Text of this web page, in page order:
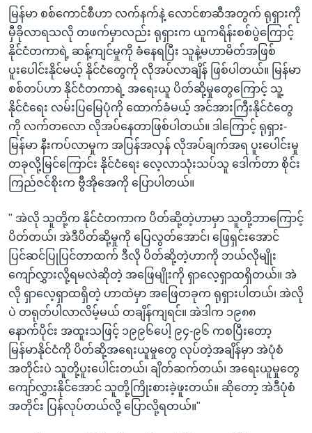
မြန်မာ စစ်ကောင်စီဟာ လက်နက်နဲ့ လောင်စာဆီအတွက် ရုရှားကို
မှီခိုလာရသလို တဖက်မှာလည်း ရုရှားက ယူကရိန်းစစ်ပွဲကြောင့်
နိုင်ငံတကာရဲ့ ဆန့်ကျင်မှုကို ခံနေရပြီး သူနဲ့မဟာမိတ်အဖြစ်
ပူးပေါင်းနိုင်မယ့် နိုင်ငံတွေကို လိုအပ်လာချိန် ဖြစ်ပါတယ်။ မြန်မာ
စစ်တပ်ဟာ နိုင်ငံတကာရဲ့ အရေးယူ ပိတ်ဆို့မှုတွေကြောင့် သူ့
နိုင်ငံရေး လမ်းပြမြေပုံကို ထောက်ခံမယ့် အင်အားကြီးနိုင်ငံတွေ
ကို လက်တလော လိုအပ်နေတာဖြစ်ပါတယ်။ ဒါကြောင့် ရုရှား-
မြန်မာ နီးကပ်လာမှုက အပြန်အလှန် လိုအပ်ချက်အရ ပူးပေါင်းမှု
တခုလို့မြင်ကြောင်း နိုင်ငံရေး လေ့လာသုံးသပ်သူ ဒေါက်တာ စိုင်း
ကြည်ဇင်စိုးက ဗွီအိုအေကို ပြောပါတယ်။
" အဲလို သူတို့က နိုင်ငံတကာက ပိတ်ဆို့တဲ့ဟာမှာ သူတို့ဘာကြောင့်
ပိတ်တယ်၊ အဲဒီပိတ်ဆို့မှုကို ပြေလွတ်အောင်၊ ဖြေရှင်းအောင်
ပြင်ဆင်ပြုပြင်တာထက် ဒီလို ပိတ်ဆို့တဲ့ဟာကို ဘယ်လိုမျိုး
ကျော်လွှားလို့ရမလဲဆိုတဲ့ အဖြေမျိုးကို ရှာလေ့ရှာထရှိတယ်။ အဲ
လို ရှာလေ့ရှာထရှိတဲ့ ဟာထဲမှာ အဖြေတခုက ရုရှားပါတယ်၊ အဲလို
ပဲ တရုတ်ပါလာလိမ့်မယ် တချိန်ကျရင်။ အဲဒါက ၁၉၈၈
နောက်ပိုင်း အထူးသဖြင့် ၁၉၉၆ပေါ့ ၉၄-၉၆ ကစပြီးတော့
မြန်မာနိုင်ငံကို ပိတ်ဆို့အရေးယူမှုတွေ လုပ်တဲ့အချိန်မှာ အဲပုံစံ
အတိုင်းပဲ သူတို့ပူးပေါင်းတယ်၊ ချိတ်ဆက်တယ်၊ အရေးယူမှုတွေ
ကျော်လွှားနိုင်အောင် သူတို့ကြိုးစားခဲ့ဖူးတယ်။ ဆိုတော့ အဲဒီပုံစံ
အတိုင်း ပြန်လုပ်တယ်လို့ ပြောလို့ရတယ်။"